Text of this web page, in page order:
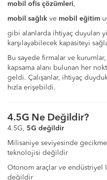
mobil ofis çözümleri,
mobil sağlık ve mobil eğitim
gibi alanlarda ihtiyaç duyulan
karşılayabilecek kapasiteyi
Bu sayede firmalar ve
kapsama alanı bulunan her
geldi. Çalışanlar, ihtiyaç
hızla erişebildi.
4.5G Ne Değildir?
4.5G, 5G değildir
Milisaniye seviyesinde
teknolojisi değildir
Otonom araçlar ve endüstriyel
değildir